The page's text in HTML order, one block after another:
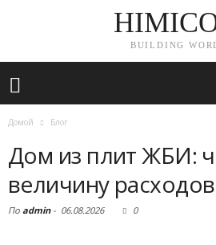
BUILDING
Домой Блог
Дом из плит ЖБИ:
величину расходов
По admin- 06.08.2026 0